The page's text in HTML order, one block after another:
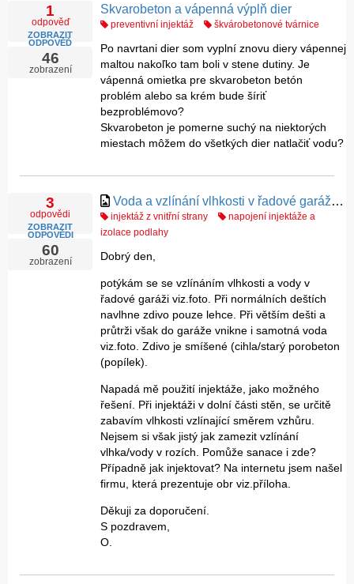
1
odpověď
ZOBRAZIT
ODPOVĚĎ
46
zobrazení
Skvarobeton a vápenná výplň dier
preventivní injektáž škvárobetonové tvárnice
Po navrtani dier som vyplní znovu diery vápennej
maltou nakoľko tam boli v stene dutiny. Je
vápenná omietka pre skvarobeton betón
problém alebo sa krém bude šíriť
bezproblémovo?
Skvarobeton je pomerne suchý na niektorých
miestach môžem do všetkých dier natlačiť vodu?
3
odpovědi
ZOBRAZIT
ODPOVĚDI
60
zobrazení
Voda a vzlínání vlhkosti v řadové garáži - pomůže injektáž zdiva/podlady?
injektáž z vnitřní strany
napojení injektáže a
izolace podlahy
Dobrý den,
potýkám se se vzlínáním vlhkosti a vody v
řadové garáži viz.foto. Při normálních deštích
navlhne zdivo pouze lehce. Při větším dešti a
průtrži však do garáže vnikne i samotná voda
viz.foto. Zdivo je smíšené (cihla/starý porobeton
(popílek).
Napadá mě použití injektáže, jako možného
řešení. Při injektáži v dolní části stěn, se určitě
zabavím vlhkosti vzlínající směrem vzhůru.
Nejsem si však jistý jak zamezit vzlínání
vlhka/vody v rozích. Pomůže sanace i zde?
Případně jak injektovat? Na internetu jsem našel
firmu, která prezentuje obr viz.příloha.
Děkuji za doporučení.
S pozdravem,
O.